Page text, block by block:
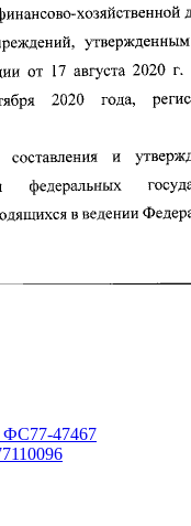
ФС77-47467